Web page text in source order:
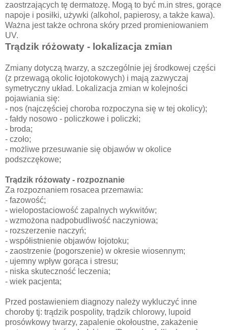
zaostrzających tę dermatozę. Mogą to być m.in stres, gorące
napoje i posiłki, używki (alkohol, papierosy, a także kawa).
Ważna jest także ochrona skóry przed promieniowaniem
UV.
Trądzik różowaty - lokalizacja zmian
Zmiany dotyczą twarzy, a szczególnie jej środkowej części
(z przewagą okolic łojotokowych) i mają zazwyczaj
symetryczny układ. Lokalizacja zmian w kolejności
pojawiania się:
- nos (najczęściej choroba rozpoczyna się w tej okolicy);
- fałdy nosowo - policzkowe i policzki;
- broda;
- czoło;
- możliwe przesuwanie się objawów w okolice
podszczękowe;
Trądzik różowaty - rozpoznanie
Za rozpoznaniem rosacea przemawia:
- fazowość;
- wielopostaciowość zapalnych wykwitów;
- wzmożona nadpobudliwość naczyniowa;
- rozszerzenie naczyń;
- współistnienie objawów łojotoku;
- zaostrzenie (pogorszenie) w okresie wiosennym;
- ujemny wpływ gorąca i stresu;
- niska skuteczność leczenia;
- wiek pacjenta;
Przed postawieniem diagnozy należy wykluczyć inne
choroby tj: trądzik pospolity, trądzik chlorowy, lupoid
prosówkowy twarzy, zapalenie okołoustne, zakażenie